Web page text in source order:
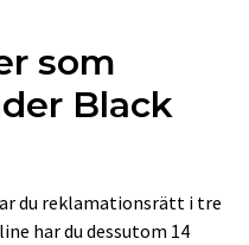
som
Black
du reklamationsrätt i tre
har du dessutom 14